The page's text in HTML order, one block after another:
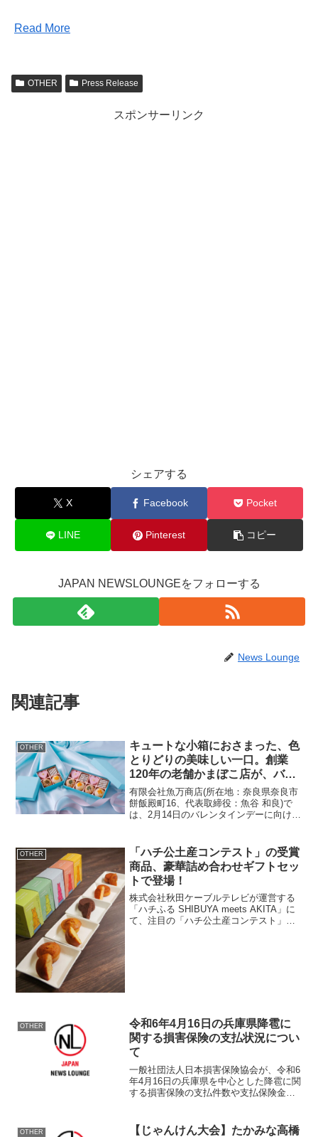
Read More
OTHER Press Release
スポンサーリンク
シェアする
X Facebook Pocket
LINE Pinterest コピー
JAPAN NEWSLOUNGEをフォローする
News Lounge
関連記事
OTHER
キュートな小箱におさまった、色
とりどりの美味しい一口。創業
120年の老舗かまぼこ店が、バレ
ンタイン限定さつま揚げギフトを
販売！
有限会社魚万商店(所在地：奈良県奈良市
餅飯殿町16、代表取締役：魚谷 和良)で
は、2月14日のバレンタインデーに向け
仕様ギフトセットを、インターネット通
販限定で1月5日...
OTHER
「ハチ公土産コンテスト」の受賞
商品、豪華詰め合わせギフトセッ
トで登場！
株式会社秋田ケーブルテレビが運営する
「ハチふる SHIBUYA meets AKITA」に
て、注目の「ハチ公土産コンテスト」受
OTHER
令和6年4月16日の兵庫県降雹に
関する損害保険の支払状況につい
て
一般社団法人日本損害保険協会が、令和6
年4月16日の兵庫県を中心とした降雹に関
する損害保険の支払件数や支払保険金等
付件数：122,152件 ・車両保険：...
OTHER
【じゃんけん大会】たかみな高橋